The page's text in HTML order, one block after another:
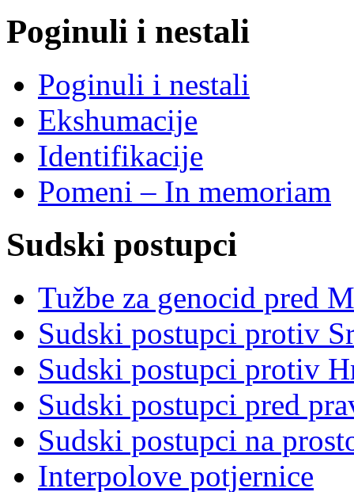
Poginuli i nestali
Poginuli i nestali
Ekshumacije
Identifikacije
Pomeni – In memoriam
Sudski postupci
Tužbe za genocid pred
Sudski postupci protiv
Sudski postupci protiv
Sudski postupci pred
Sudski postupci na
Interpolove potjernice